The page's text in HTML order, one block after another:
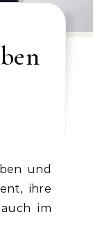
und
ihre
im